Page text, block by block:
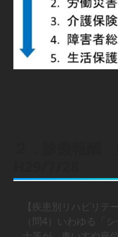
【疾患別リハビリテ
（問4）いわゆる「